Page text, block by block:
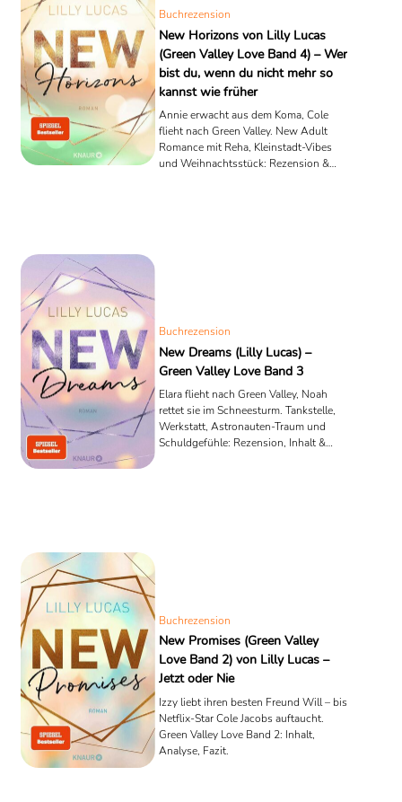
sondern vom Moment, in dem ein
Buchrezension
New Horizons von Lilly Lucas
(Green Valley Love Band 4) – Wer
bist du, wenn du nicht mehr so
kannst wie früher
Annie erwacht aus dem Koma, Cole
flieht nach Green Valley. New Adult
Romance mit Reha, Kleinstadt-Vibes
und Weihnachtsstück: Rezension &
Buchrezension
New Dreams (Lilly Lucas) –
Green Valley Love Band 3
Elara flieht nach Green Valley, Noah
rettet sie im Schneesturm. Tankstelle,
Werkstatt, Astronauten-Traum und
Schuldgefühle: Rezension, Inhalt &
Buchrezension
New Promises (Green Valley
Love Band 2) von Lilly Lucas –
Jetzt oder Nie
Izzy liebt ihren besten Freund Will – bis
Netflix-Star Cole Jacobs auftaucht.
Green Valley Love Band 2: Inhalt,
Analyse, Fazit.